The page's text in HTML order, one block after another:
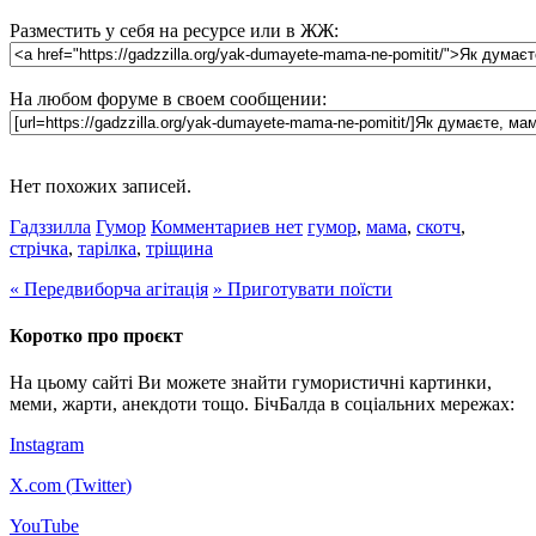
Разместить у себя на ресурсе или в ЖЖ:
На любом форуме в своем сообщении:
Нет похожих записей.
Гадззилла Гумор Комментариев нет гумор, мама, скотч,
стрічка, тарілка, тріщина
« Передвиборча агітація » Приготувати поїсти
Коротко про проєкт
На цьому сайті Ви можете знайти гумористичні картинки,
меми, жарти, анекдоти тощо. БічБалда в соціальних мережах:
Instagram
X.com (Twitter)
YouTube